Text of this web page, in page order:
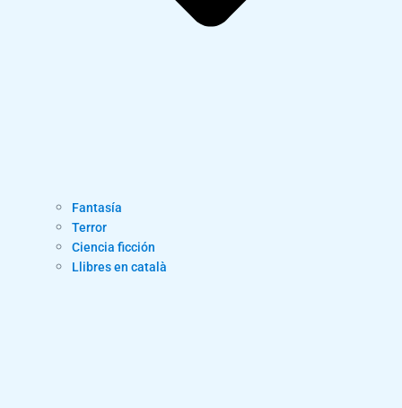
Fantasía
Terror
Ciencia ficción
Llibres en català